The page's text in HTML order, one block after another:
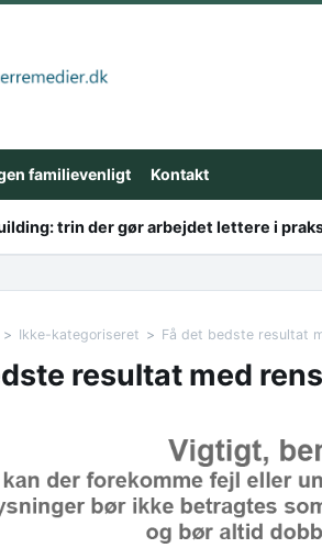
familievenligt Kontakt
trin der gør arbejdet lettere i
Ikke-kategoriseret Få det bedste resultat
resultat med